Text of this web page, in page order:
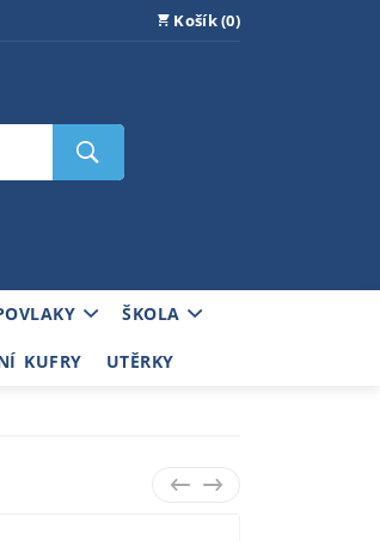
Košík (0)
ŠKOLA
KUFRY UTĚRKY